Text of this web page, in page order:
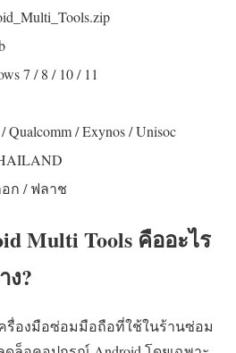
7 / 8 / 10 / 11
Qualcomm / Exynos / Unisoc
ก / ฟลาช
Multi Tools คืออะไร
ง?
ครื่องมือซ่อมมือถือที่ใช้ในร้านซ่อม